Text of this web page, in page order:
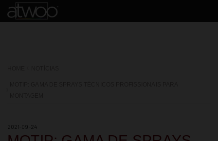
2021-09-24